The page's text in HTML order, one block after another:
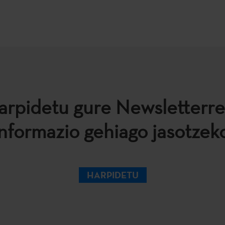
gure
gehiago
HARPIDETU